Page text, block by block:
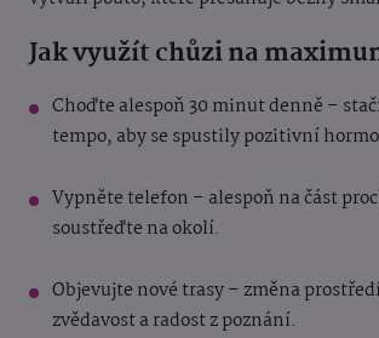
Jak využít chůzi na
Choďte alespoň 30 minut denně –
tempo, aby se spustily pozitivní
Vypněte telefon – alespoň na část
soustřeďte na okolí.
Objevujte nové trasy – změna
zvědavost a radost z poznání.